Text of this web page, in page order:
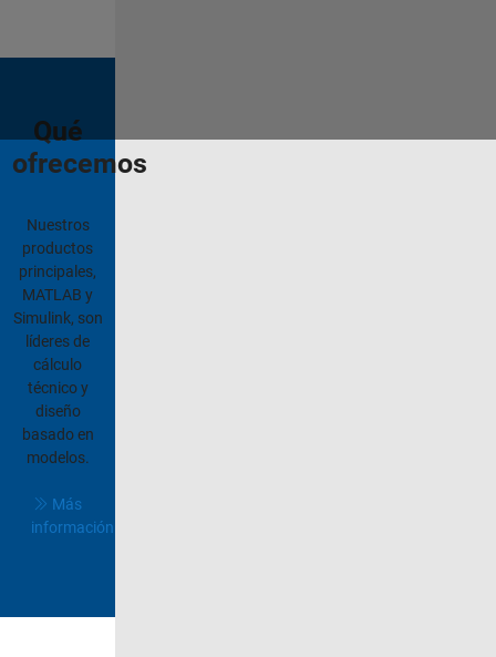
Qué
ofrecemos
Nuestros
productos
principales,
MATLAB y
Simulink, son
líderes de
cálculo
técnico y
diseño
basado en
modelos.
Más
información